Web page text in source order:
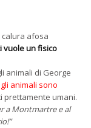
afosa
vuole un fisico
animali di George
animali sono
prettamente umani.
a Montmartre e al